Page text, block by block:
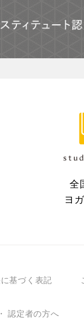
全
ヨ
基づく表記
認定者の方へ